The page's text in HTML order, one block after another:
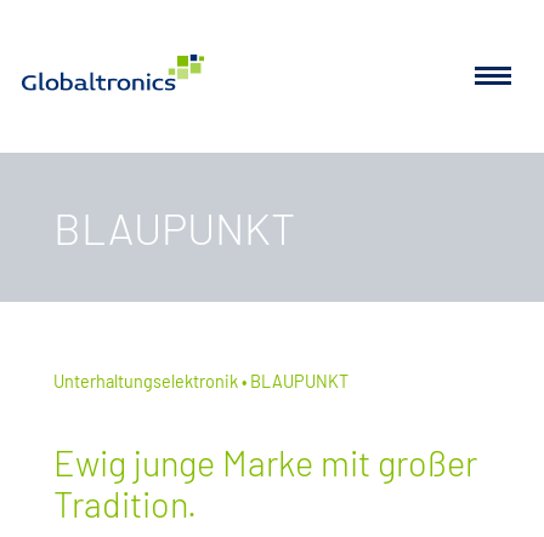
BLAUPUNKT
Unterhaltungselektronik BLAUPUNKT
Ewig junge Marke mit großer
Tradition.